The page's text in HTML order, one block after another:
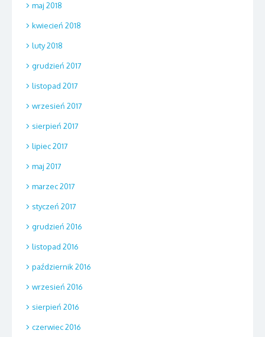
maj 2018
kwiecień 2018
luty 2018
grudzień 2017
listopad 2017
wrzesień 2017
sierpień 2017
lipiec 2017
maj 2017
marzec 2017
styczeń 2017
grudzień 2016
listopad 2016
październik 2016
wrzesień 2016
sierpień 2016
czerwiec 2016